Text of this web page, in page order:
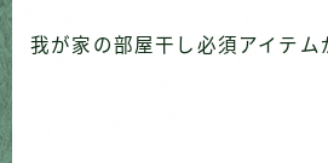
我が家の部屋干し必須アイテム